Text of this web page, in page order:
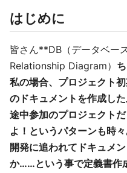
はじめに
皆さん**DB（データベー
Relationship Diagram）
私の場合、プロジェクト
のドキュメントを作成し
途中参加のプロジェクト
よ！というパターンも時々
開発に追われてドキュメ
か……という事で定義書作